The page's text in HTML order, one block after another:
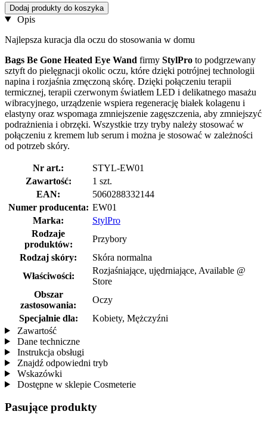
Dodaj produkty do koszyka
Opis
Najlepsza kuracja dla oczu do stosowania w domu
Bags Be Gone Heated Eye Wand firmy StylPro to podgrzewany
sztyft do pielęgnacji okolic oczu, które dzięki potrójnej technologii
napina i rozjaśnia zmęczoną skórę. Dzięki połączeniu terapii
termicznej, terapii czerwonym światłem LED i delikatnego masażu
wibracyjnego, urządzenie wspiera regenerację białek kolagenu i
elastyny oraz wspomaga zmniejszenie zagęszczenia, aby zmniejszyć
podrażnienia i obrzęki. Wszystkie trzy tryby należy stosować w
połączeniu z kremem lub serum i można je stosować w zależności
od potrzeb skóry.
Nr art.:
STYL-EW01
Zawartość:
1 szt.
EAN:
5060288332144
Numer producenta: EW01
Marka:
StylPro
Rodzaje
produktów:
Przybory
Rodzaj skóry:
Skóra normalna
Właściwości:
Rozjaśniające, ujędrniające, Available @
Store
Obszar
zastosowania:
Oczy
Specjalnie dla:
Kobiety, Mężczyźni
Zawartość
Dane techniczne
Instrukcja obsługi
Znajdź odpowiedni tryb
Wskazówki
Dostępne w sklepie Cosmeterie
Pasujące produkty